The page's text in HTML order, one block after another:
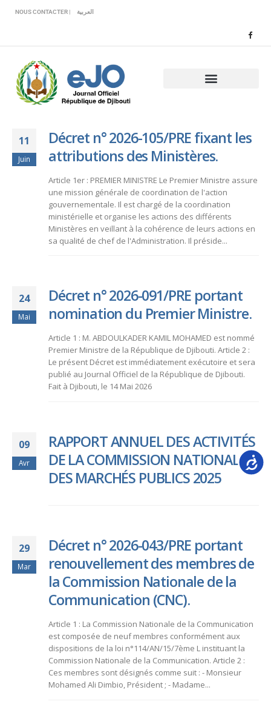
comprend
système
NOUS CONTACTER | العربية
11
Juin
Décret n° 2026-105/PRE fixant les
attributions des Ministères.
Article 1er : PREMIER MINISTRE Le Premier Ministre assure
une mission générale de coordination de l'action
gouvernementale. Il est chargé de la coordination
ministérielle et organise les actions des différents
Ministères en veillant à la cohérence de leurs actions en
sa qualité de chef de l'Administration. Il préside...
24
Mai
Décret n° 2026-091/PRE portant
nomination du Premier Ministre.
Article 1 : M. ABDOULKADER KAMIL MOHAMED est nommé
Premier Ministre de la République de Djibouti. Article 2 :
Le présent Décret est immédiatement exécutoire et sera
publié au Journal Officiel de la République de Djibouti.
Fait à Djibouti, le 14 Mai 2026
09
Avr
RAPPORT ANNUEL DES ACTIVITÉS
DE LA COMMISSION NATIONALE
DES MARCHÉS PUBLICS 2025
29
Mar
Décret n° 2026-043/PRE portant
renouvellement des membres de
la Commission Nationale de la
Communication (CNC).
Article 1 : La Commission Nationale de la Communication
est composée de neuf membres conformément aux
dispositions de la loi n°114/AN/15/7ème L instituant la
Commission Nationale de la Communication. Article 2 :
Ces membres sont désignés comme suit : - Monsieur
Mohamed Ali Dimbio, Président ; - Madame...